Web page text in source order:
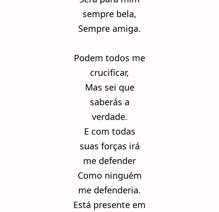
sempre bela,
Sempre amiga.
Podem todos me
crucificar,
Mas sei que
saberás a
verdade.
E com todas
suas forças irá
me defender
Como ninguém
me defenderia.
Está presente em